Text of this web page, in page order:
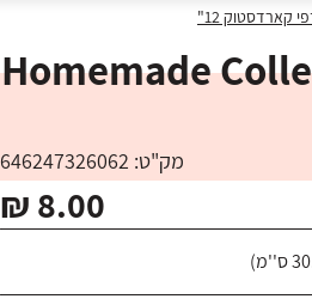
קארדסטוק 12"
945 Homemade
מק"ט: 646247326062
₪ 8.00